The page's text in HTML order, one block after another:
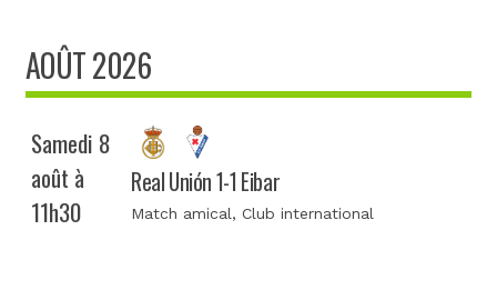
AOÛT 2026
Samedi 8
août à
11h30
Real Unión 1-1 Eibar
Match amical, Club international